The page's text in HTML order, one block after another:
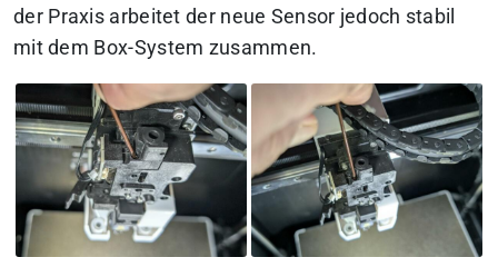
der Praxis arbeitet der neue Sensor jedoch stabil
mit dem Box-System zusammen.